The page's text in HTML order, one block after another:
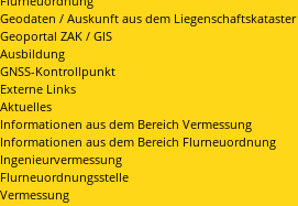
Geodaten / Auskunft aus dem Liegenschaftskataster
Geoportal ZAK / GIS
Ausbildung
GNSS-Kontrollpunkt
Externe Links
Aktuelles
Informationen aus dem Bereich Vermessung
Informationen aus dem Bereich Flurneuordnung
Ingenieurvermessung
Flurneuordnungsstelle
Vermessung